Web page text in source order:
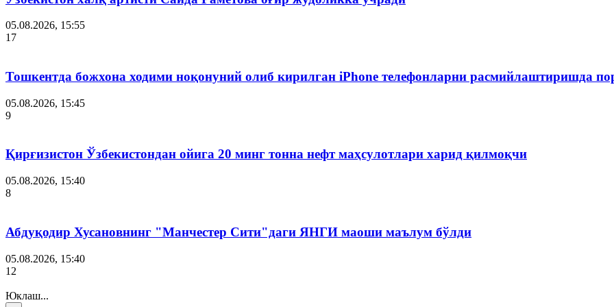
05.08.2026, 15:55
17
Тошкентда божхона ходими ноқонуний олиб кирилган iPhone телефонларни расмийлаштиришда
05.08.2026, 15:45
9
Қирғизистон Ўзбекистондан ойига 20 минг тонна нефт маҳсулотлари харид қилмоқчи
05.08.2026, 15:40
8
Абдуқодир Хусановнинг "Манчестер Сити"даги ЯНГИ маоши маълум бўлди
05.08.2026, 15:40
12
Юклаш...